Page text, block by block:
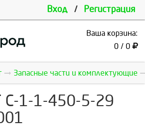
Вход / Регистрация
Ваша корзина:
0 / 0
Запасные части и комплектующие
С-1-1-450-5-29